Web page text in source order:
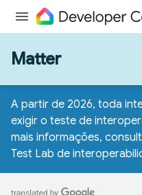
Matter
A partir de 2026, toda
exigir o teste de
mais informações,
Test Lab de